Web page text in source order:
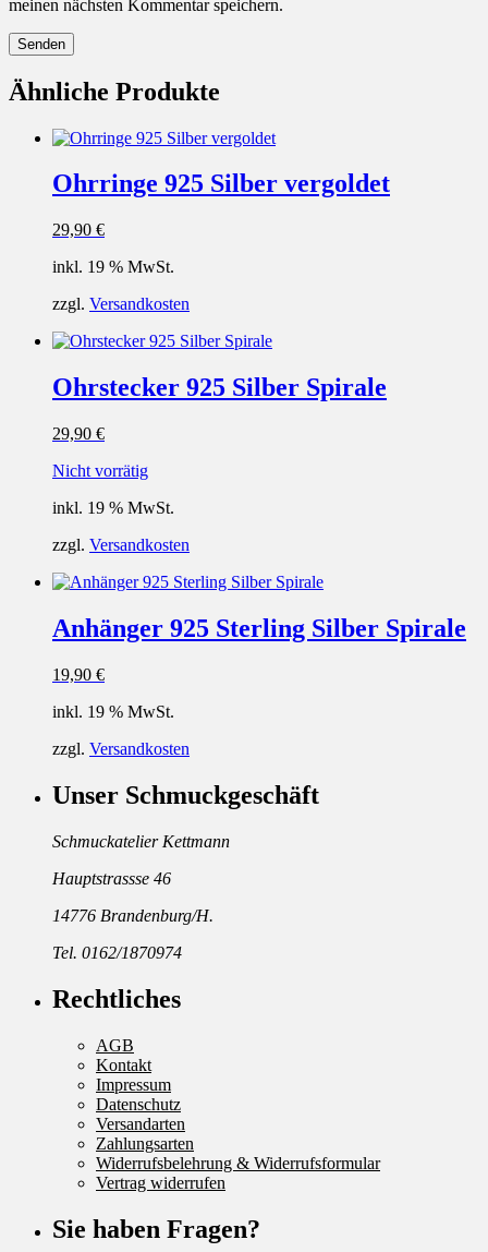
meinen nächsten Kommentar speichern.
Ähnliche Produkte
Ohrringe 925 Silber vergoldet
29,90 €
inkl. 19 % MwSt.
zzgl. Versandkosten
Ohrstecker 925 Silber Spirale
29,90 €
Nicht vorrätig
inkl. 19 % MwSt.
zzgl. Versandkosten
Anhänger 925 Sterling Silber Spirale
19,90 €
inkl. 19 % MwSt.
zzgl. Versandkosten
Unser Schmuckgeschäft
Schmuckatelier Kettmann
Hauptstrassse 46
14776 Brandenburg/H.
Tel. 0162/1870974
Rechtliches
AGB
Kontakt
Impressum
Datenschutz
Versandarten
Zahlungsarten
Widerrufsbelehrung & Widerrufsformular
Vertrag widerrufen
Sie haben Fragen?